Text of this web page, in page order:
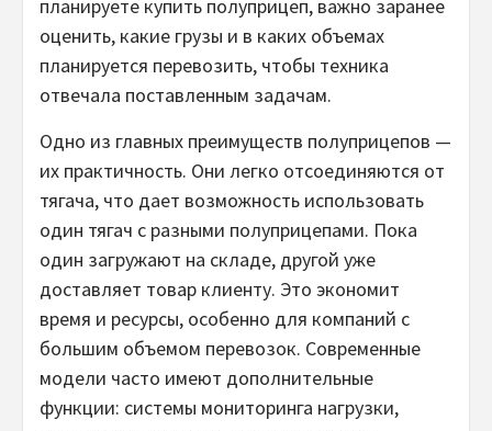
планируете купить полуприцеп, важно заранее
оценить, какие грузы и в каких объемах
планируется перевозить, чтобы техника
отвечала поставленным задачам.
Одно из главных преимуществ полуприцепов —
их практичность. Они легко отсоединяются от
тягача, что дает возможность использовать
один тягач с разными полуприцепами. Пока
один загружают на складе, другой уже
доставляет товар клиенту. Это экономит
время и ресурсы, особенно для компаний с
большим объемом перевозок. Современные
модели часто имеют дополнительные
функции: системы мониторинга нагрузки,